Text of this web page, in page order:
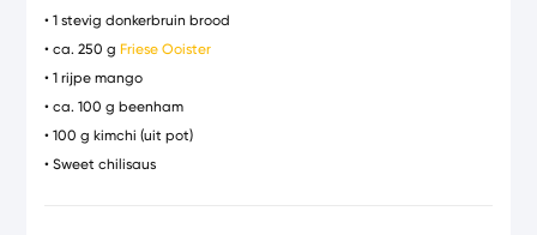
• 1 stevig donkerbruin brood
• ca. 250 gFriese Ooister
• 1 rijpe mango
• ca. 100 g beenham
• 100 g kimchi (uit pot)
• Sweet chilisaus